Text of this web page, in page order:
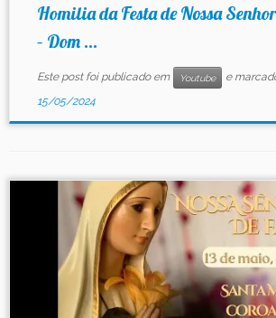
Homilia da Festa de Nossa
– Dom ...
Este post foi publicado em Youtube e
15/05/2024